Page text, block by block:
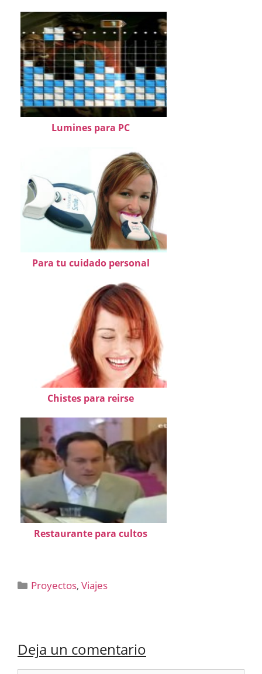
Lumines para PC
Para tu cuidado personal
Chistes para reirse
Restaurante para cultos
Categorías
Proyectos,Viajes
Deja un comentario